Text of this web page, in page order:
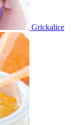
Grickalice